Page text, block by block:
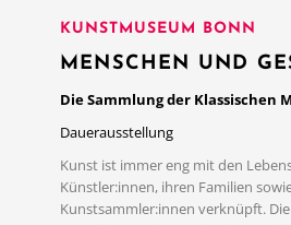
KUNSTMUSEUM BONN
MENSCHEN UND
Die Sammlung der Klassischen
Dauerausstellung
Kunst ist immer eng mit den
Künstler:innen, ihren Familien
Kunstsammler:innen verknüpft.